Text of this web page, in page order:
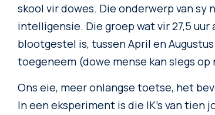
skool vir dowes. Die onderwerp van sy
intelligensie. Die groep wat vir 27,5
blootgestel is, tussen April en
toegeneem (dowe mense kan slegs
Ons eie, meer onlangse toetse, het
In een eksperiment is die IK’s van